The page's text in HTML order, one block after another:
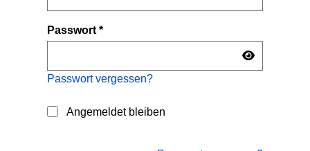
Passwort*
Passwort vergessen?
Angemeldet bleiben